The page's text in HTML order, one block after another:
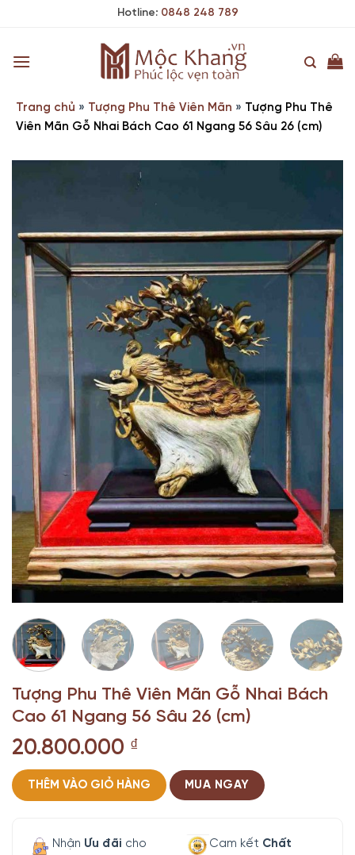
Hotline: 0848 248 789
Trang chủ » Tượng Phu Thê Viên Mãn » Tượng Phu Thê
Viên Mãn Gỗ Nhai Bách Cao 61 Ngang 56 Sâu 26 (cm)
Tượng Phu Thê Viên Mãn Gỗ Nhai Bách
Cao 61 Ngang 56 Sâu 26 (cm)
20.800.000 ₫
THÊM VÀO GIỎ HÀNG MUA NGAY
Nhận Ưu đãi cho
Cam kết Chất